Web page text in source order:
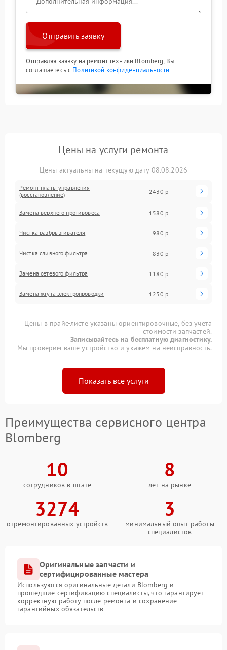
Отправить заявку
Отправляя заявку на ремонт техники Blomberg, Вы
соглашаетесь с Политикой конфиденциальности
Цены на услуги ремонта
Цены актуальны на текущую дату 08.08.2026
Ремонт платы управления
(восстановление)
2430 р
Замена верхнего противовеса 1580 р
Чистка разбрызгивателя 980 р
Чистка сливного фильтра 830 р
Замена сетевого фильтра 1180 р
Замена жгута электропроводки 1230 р
Цены в прайс-листе указаны ориентировочные, без учета
стоимости запчастей.
Записывайтесь на бесплатную диагностику.
Мы проверим ваше устройство и укажем на неисправность.
Показать все услуги
Преимущества сервисного центра
Blomberg
10
сотрудников в штате
8
лет на рынке
3274
отремонтированных устройств
3
минимальный опыт работы
специалистов
Оригинальные запчасти и
сертифицированные мастера
Используются оригинальные детали Blomberg и
прошедшие сертификацию специалисты, что гарантирует
корректную работу после ремонта и сохранение
гарантийных обязательств